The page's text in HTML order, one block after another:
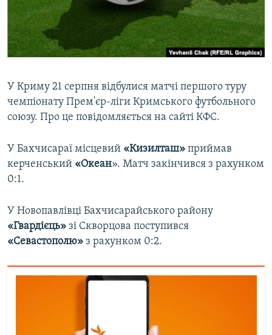
ВІДЕОУРОКИ «ELIFBE»
СВІДЧЕННЯ ОКУПАЦІЇ
УКРАЇНСЬКА ПРОБЛЕМА КРИМУ
Русский
Qırımtatar
У Криму 21 серпня відбулися матчі першого туру
чемпіонату Прем'єр-ліги Кримського футбольного
союзу. Про це повідомляється на сайті КФС.
У Бахчисараї місцевий «Кизилташ» приймав
керченський «Океан». Матч закінчився з рахунком
0:1.
У Новопавлівці Бахчисарайського району
«Гвардієць» зі Скворцова поступився
«Севастополю» з рахунком 0:2.